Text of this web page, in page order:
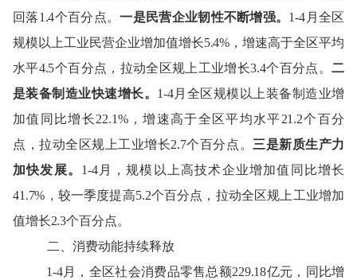
回落1.4个百分点。一是民营企业韧性不断增强。 1-4月 全区
规模以上工业民营企业增加值增长5.4%，增速高于全区平均
水平4.5个百分点，拉动全区规上工业增长3.4个百分点。二
是装备制造业快速增长。 1-4月 全区规模以上装备制造业增
加值同比增长22.1%，增速高于全区平均水平21.2个百分
点，拉动全区规上工业增长2.7个百分点。 三是新质生产力
加快发展。 1-4月 ，规模以上高技术企业增加值同比增长
41.7% ，较一季度提高5.2个百分点， 拉动全区规上工业增加
值增长2.3个百分点。
二
消费动能持续释放
1-4月，全区社会消费品零售总额229.18亿元，同比增